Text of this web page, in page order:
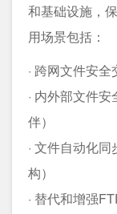
和基础设施，
用场景包括：
· 跨网文件安
· 内外部文件
伴）
· 文件自动化
构）
· 替代和增强